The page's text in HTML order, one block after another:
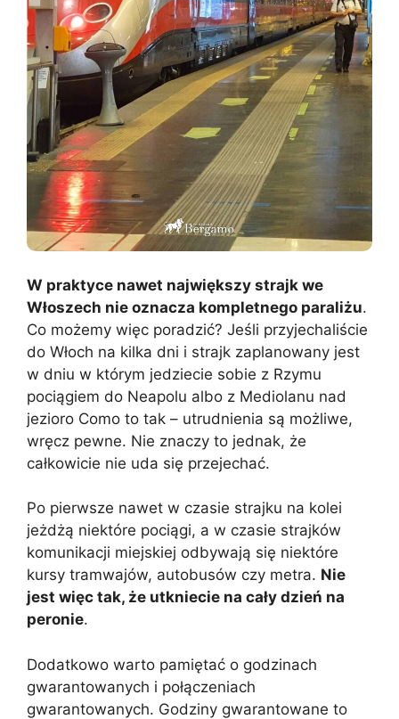
W praktyce nawet największy strajk we
Włoszech nie oznacza kompletnego paraliżu.
Co możemy więc poradzić? Jeśli przyjechaliście
do Włoch na kilka dni i strajk zaplanowany jest
w dniu w którym jedziecie sobie z Rzymu
pociągiem do Neapolu albo z Mediolanu nad
jezioro Como to tak – utrudnienia są możliwe,
wręcz pewne. Nie znaczy to jednak, że
całkowicie nie uda się przejechać.
Po pierwsze nawet w czasie strajku na kolei
jeżdżą niektóre pociągi, a w czasie strajków
komunikacji miejskiej odbywają się niektóre
kursy tramwajów, autobusów czy metra. Nie
jest więc tak, że utkniecie na cały dzień na
peronie.
Dodatkowo warto pamiętać o godzinach
gwarantowanych i połączeniach
gwarantowanych. Godziny gwarantowane to